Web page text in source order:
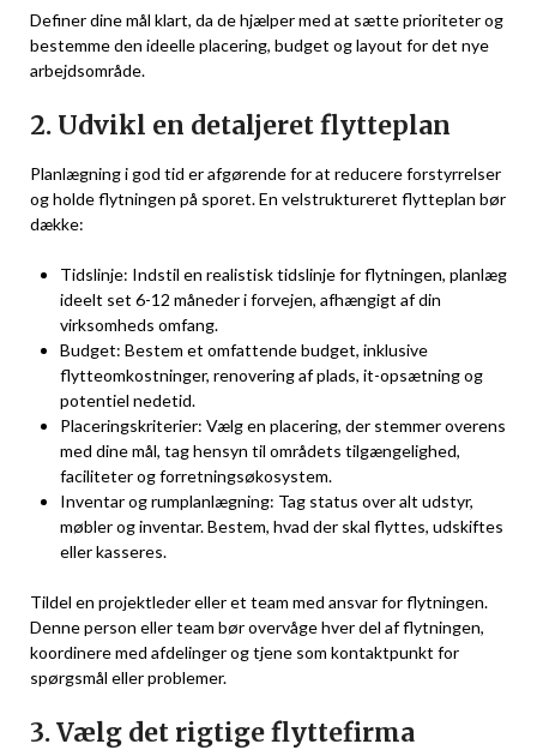
Definer dine mål klart, da de hjælper med at sætte prioriteter og
bestemme den ideelle placering, budget og layout for det nye
arbejdsområde.
2. Udvikl en detaljeret flytteplan
Planlægning i god tid er afgørende for at reducere forstyrrelser
og holde flytningen på sporet. En velstruktureret flytteplan bør
dække:
Tidslinje: Indstil en realistisk tidslinje for flytningen, planlæg
ideelt set 6-12 måneder i forvejen, afhængigt af din
virksomheds omfang.
Budget: Bestem et omfattende budget, inklusive
flytteomkostninger, renovering af plads, it-opsætning og
potentiel nedetid.
Placeringskriterier: Vælg en placering, der stemmer overens
med dine mål, tag hensyn til områdets tilgængelighed,
faciliteter og forretningsøkosystem.
Inventar og rumplanlægning: Tag status over alt udstyr,
møbler og inventar. Bestem, hvad der skal flyttes, udskiftes
eller kasseres.
Tildel en projektleder eller et team med ansvar for flytningen.
Denne person eller team bør overvåge hver del af flytningen,
koordinere med afdelinger og tjene som kontaktpunkt for
spørgsmål eller problemer.
3. Vælg det rigtige flyttefirma